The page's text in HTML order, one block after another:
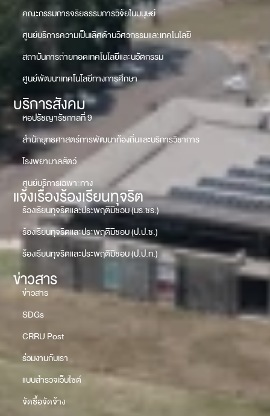
คณะกรรมการจริยธรรมการวิจัยในมนุษย์
ศูนย์บริการความเป็นเลิศด้านวิศวกรรมและเทคโนโลยี
สถาบันการถ่ายทอดเทคโนโลยีและนวัตกรรม
ศูนย์พัฒนาเทคโนโลยีทางการศึกษา
บริการสังคม
หอปรัชญารัชกาลที่ 9
สำนักยุทธศาสตร์การพัฒนาท้องถิ่นและบริการวิชาการ
โรงพยาบาลสัตว์
ศูนย์บริการเฉพาะทาง
แจ้งเรื่องร้องเรียนทุจริต
ร้องเรียนทุจริตและประพฤติมิชอบ (มร.ชร.)
ร้องเรียนทุจริตและประพฤติมิชอบ (ป.ป.ช.)
ร้องเรียนทุจริตและประพฤติมิชอบ (ป.ป.ท.)
ข่าวสาร
ข่าวสาร
SDGs
CRRU Post
ร่วมงานกับเรา
แบบสำรวจเว็บไซต์
จัดซื้อจัดจ้าง